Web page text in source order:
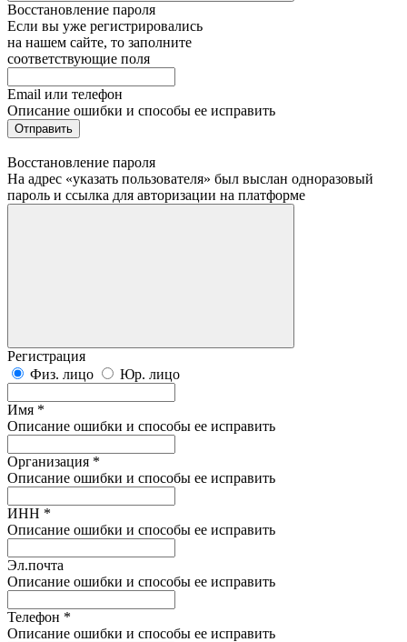
Восстановление пароля
Если вы уже регистрировались
на нашем сайте, то заполните
соответствующие поля
Email или телефон
Описание ошибки и способы ее исправить
Отправить
Восстановление пароля
На адрес «указать пользователя» был выслан одноразовый
пароль и ссылка для авторизации на платформе
Регистрация
Физ. лицо
Юр. лицо
Имя *
Описание ошибки и способы ее исправить
Организация *
Описание ошибки и способы ее исправить
ИНН *
Описание ошибки и способы ее исправить
Эл.почта
Описание ошибки и способы ее исправить
Телефон *
Описание ошибки и способы ее исправить